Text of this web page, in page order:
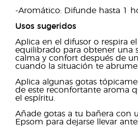
-Aromático: Difunde hasta 1
Usos sugeridos
Aplica en el difusor o respira
equilibrado para obtener una
calma y confort después de
cuando la situación te
Aplica algunas gotas
de este reconfortante aroma
el espíritu.
Añade gotas a tu bañera con
Epsom para dejarse llevar